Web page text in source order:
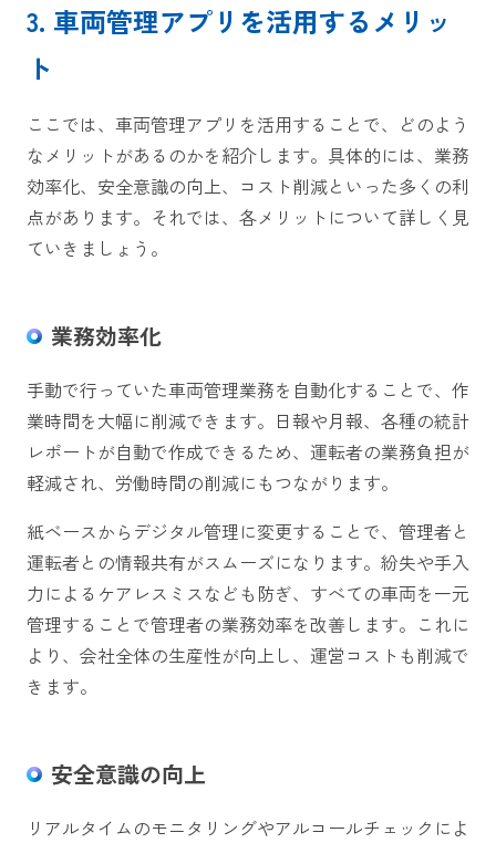
3. 車両管理アプリを活用するメリッ
ト
ここでは、車両管理アプリを活用することで、どのよう
なメリットがあるのかを紹介します。具体的には、業務
効率化、安全意識の向上、コスト削減といった多くの利
点があります。それでは、各メリットについて詳しく見
ていきましょう。
業務効率化
手動で行っていた車両管理業務を自動化することで、作
業時間を大幅に削減できます。日報や月報、各種の統計
レポートが自動で作成できるため、運転者の業務負担が
軽減され、労働時間の削減にもつながります。
紙ベースからデジタル管理に変更することで、管理者と
運転者との情報共有がスムーズになります。紛失や手入
力によるケアレスミスなども防ぎ、すべての車両を一元
管理することで管理者の業務効率を改善します。これに
より、会社全体の生産性が向上し、運営コストも削減で
きます。
安全意識の向上
リアルタイムのモニタリングやアルコールチェックによ